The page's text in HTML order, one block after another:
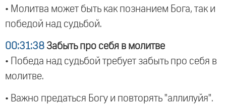
• Молитва может быть как познанием Бога, так и
победой над судьбой.
00:31:38 Забыть про себя в молитве
• Победа над судьбой требует забыть про себя в
молитве.
• Важно предаться Богу и повторять "аллилуйя".